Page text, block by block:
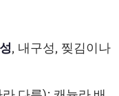
, 내구성, 찢김이나